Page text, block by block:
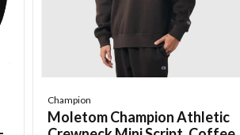
Champion
Moletom Champion Athletic